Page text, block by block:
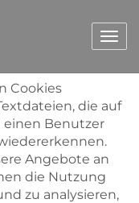
von
Cookies
die auf
einen Benutzer
Angebote an
die Nutzung
zu analysieren,